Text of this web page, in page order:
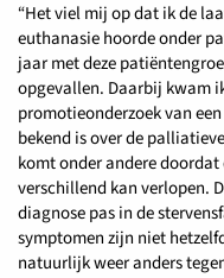
“Het viel mij op dat ik de
euthanasie hoorde onder
jaar met deze
opgevallen. Daarbij kwam
promotieonderzoek van
bekend is over de
komt onder andere
verschillend kan verlopen.
diagnose pas in de
symptomen zijn niet
natuurlijk weer anders